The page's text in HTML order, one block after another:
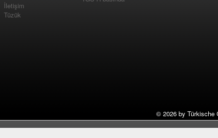
İletişim
Tüzük
© 2026 by Türkische